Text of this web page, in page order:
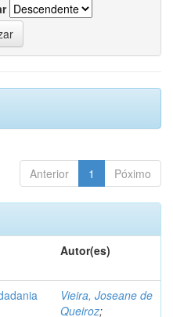
Anterior 1 Póximo
Autor(es)
Vieira, Joseane de
Queiroz;